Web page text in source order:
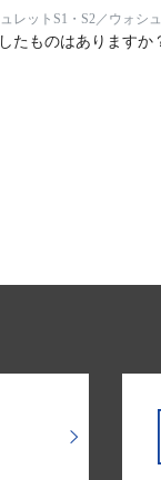
レットS1・S2／ウォシ
たものはありますか